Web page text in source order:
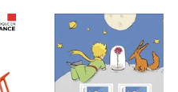
Prix 7,50€